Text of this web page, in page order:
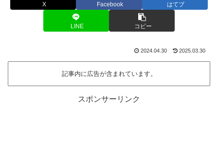
X Facebook はてブ
LINE コピー
2024.04.30 2025.03.30
記事内に広告が含まれています。
スポンサーリンク